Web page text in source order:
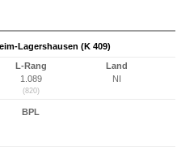
Lagershausen (K 409)
L-Rang
1.089
(820)
Land
NI
BPL